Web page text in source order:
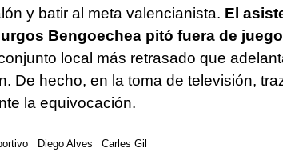
y batir al meta valencianista. El
Bengoechea pitó fuera de
local más retrasado que
De hecho, en la toma de televisión,
la equivocación.
Diego Alves Carles Gil